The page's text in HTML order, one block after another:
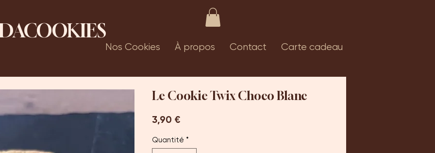
Nos Cookies À propos Contact Carte cadeau
Le Cookie Twix Choco Blanc
3,90 €
Quantité *